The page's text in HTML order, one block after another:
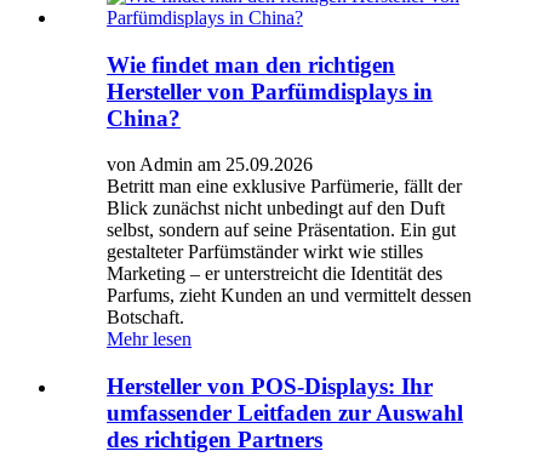
Wie findet man den richtigen
Hersteller von Parfümdisplays in
China?
von Admin am 25.09.2026
Betritt man eine exklusive Parfümerie, fällt der
Blick zunächst nicht unbedingt auf den Duft
selbst, sondern auf seine Präsentation. Ein gut
gestalteter Parfümständer wirkt wie stilles
Marketing – er unterstreicht die Identität des
Parfums, zieht Kunden an und vermittelt dessen
Botschaft.
Mehr lesen
Hersteller von POS-Displays: Ihr
umfassender Leitfaden zur Auswahl
des richtigen Partners